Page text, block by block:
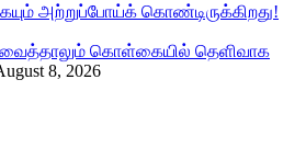
அற்றுப்போய்க் கொண்டிருக்கிறது!
வைத்தாலும் கொள்கையில் தெளிவாக
8, 2026